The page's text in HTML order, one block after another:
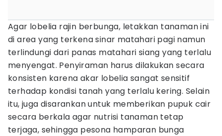
Agar lobelia rajin berbunga, letakkan tanaman ini
di area yang terkena sinar matahari pagi namun
terlindungi dari panas matahari siang yang terlalu
menyengat. Penyiraman harus dilakukan secara
konsisten karena akar lobelia sangat sensitif
terhadap kondisi tanah yang terlalu kering. Selain
itu, juga disarankan untuk memberikan pupuk cair
secara berkala agar nutrisi tanaman tetap
terjaga, sehingga pesona hamparan bunga